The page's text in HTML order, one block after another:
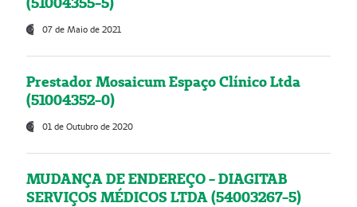
07 de Maio de 2021
Prestador Mosaicum Espaço Clínico Ltda
(51004352-0)
01 de Outubro de 2020
MUDANÇA DE ENDEREÇO - DIAGITAB
SERVIÇOS MÉDICOS LTDA (54003267-5)